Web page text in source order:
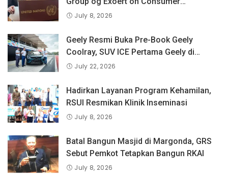
Protection Law and Policy, BPKN RI
tentang Keselamatan Produk dan
Perlindungan Konsumen Digital
July 8, 2026
Geely Resmi Buka Pre-Book Geely
Coolray, SUV ICE Pertama Geely di
Indonesia yang Dipercaya Lebih dari 1,3
July 22, 2026
Hadirkan Layanan Program Kehamilan,
RSUI Resmikan Klinik Inseminasi
July 8, 2026
Batal Bangun Masjid di Margonda, GRS
Sebut Pemkot Tetapkan Bangun RKAI
July 8, 2026